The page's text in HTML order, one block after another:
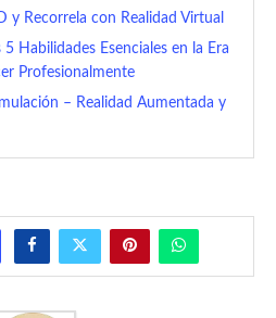
y Recorrela con Realidad Virtual
Habilidades Esenciales en la Era
Profesionalmente
– Realidad Aumentada y